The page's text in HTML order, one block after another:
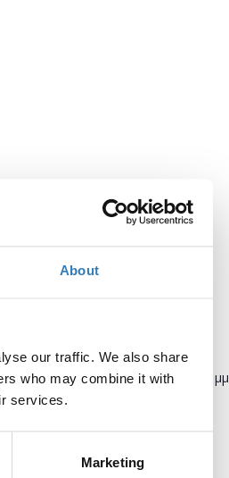
About
our traffic. We also share
who may combine it with
services.
Marketing
Πότε;
Δευτέρα, 16 Απριλίου 2018 5:00 μμ